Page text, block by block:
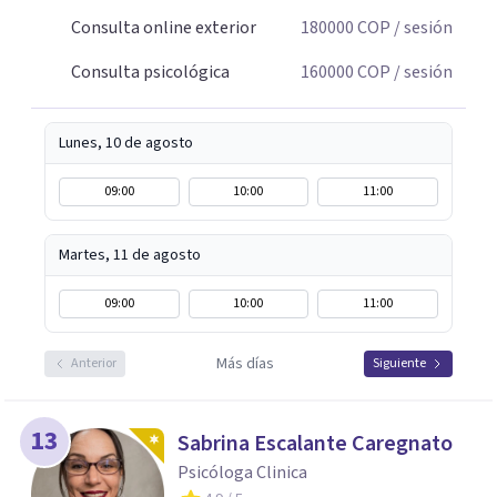
Consulta online exterior 180000COP / sesión
Consulta psicológica
160000COP / sesión
Lunes, 10 de agosto
09:00 10:00 11:00
Martes, 11 de agosto
09:00 10:00 11:00
Anterior Más días Siguiente
13 Sabrina Escalante Caregnato
Psicóloga Clinica